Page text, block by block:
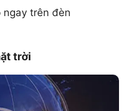
ngay trên đèn
trời